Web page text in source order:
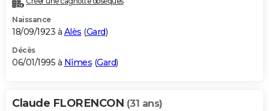
Naissance
18/09/1923 à Alès (Gard)
Décès
06/01/1995 à Nîmes (Gard)
Claude FLORENCON (31 ans)